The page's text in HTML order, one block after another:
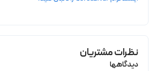
نظرات مشتریان
دیدگاهها